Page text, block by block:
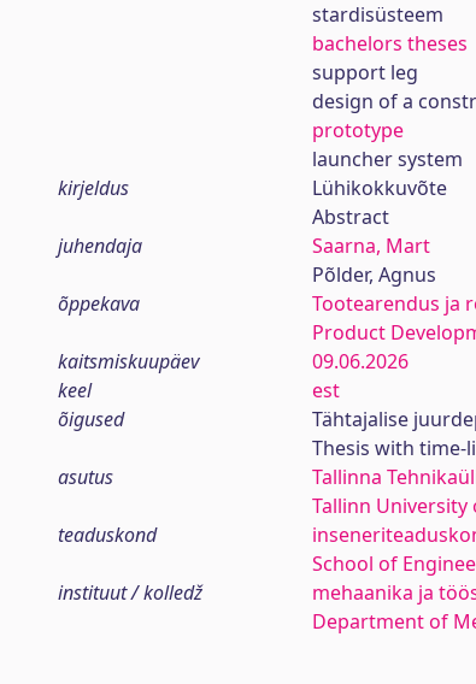
stardisüsteem
bachelors theses
support leg
design of a
prototype
launcher system
kirjeldus
Lühikokkuvõte
Abstract
juhendaja
Saarna, Mart
Põlder, Agnus
õppekava
Tootearendus ja
Product
kaitsmiskuupäev
09.06.2026
keel
est
õigused
Tähtajalise
Thesis with time-
asutus
Tallinna
Tallinn University
teaduskond
School of
instituut / kolledž
mehaanika ja
Department of